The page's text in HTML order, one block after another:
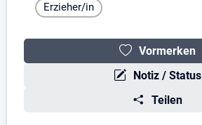
Erzieher/in
Vormerken
Notiz / Status
Teilen